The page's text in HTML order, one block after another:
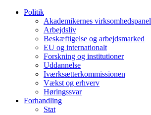
Politik
Akademikernes virksomhedspanel
Arbejdsliv
Beskæftigelse og arbejdsmarked
EU og internationalt
Forskning og institutioner
Uddannelse
Iværksætterkommissionen
Vækst og erhverv
Høringssvar
Forhandling
Stat